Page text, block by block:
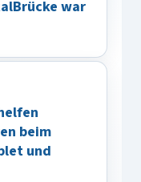
war
beim
und